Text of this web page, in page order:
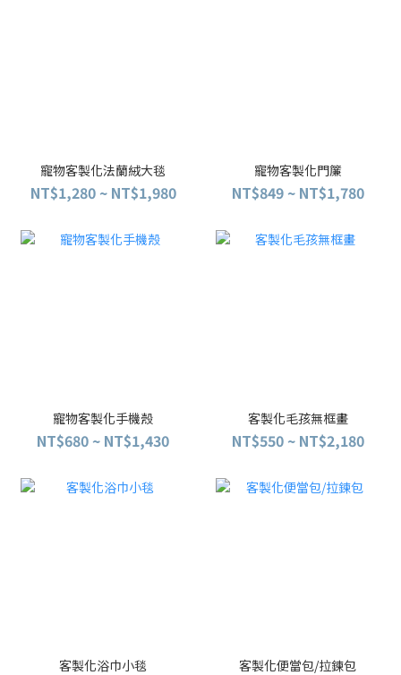
寵物客製化法蘭絨大毯
NT$1,280 ~ NT$1,980
寵物客製化門簾
NT$849 ~ NT$1,780
寵物客製化手機殼
NT$680 ~ NT$1,430
客製化毛孩無框畫
NT$550 ~ NT$2,180
客製化浴巾小毯 客製化便當包/拉鍊包